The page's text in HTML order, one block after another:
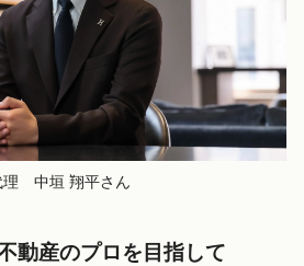
中垣 翔平さん
動産のプロを目指して